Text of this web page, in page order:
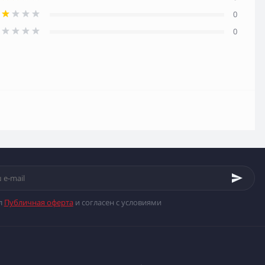
0
0
Публичная офертаи согласен с условиями